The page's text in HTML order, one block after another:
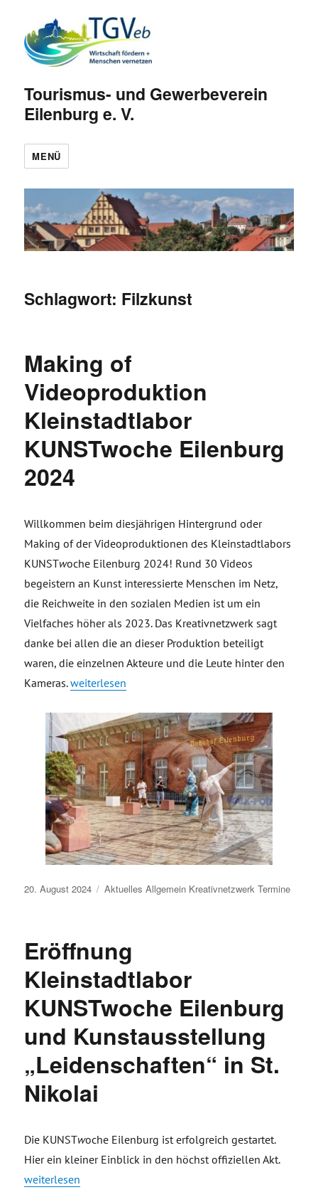
Tourismus- und Gewerbeverein
Eilenburg e. V.
MENÜ
Schlagwort: Filzkunst
Making of
Videoproduktion
Kleinstadtlabor
KUNSTwoche Eilenburg
2024
Willkommen beim diesjährigen Hintergrund oder
Making of der Videoproduktionen des Kleinstadtlabors
KUNSTwoche Eilenburg 2024! Rund 30 Videos
begeistern an Kunst interessierte Menschen im Netz,
die Reichweite in den sozialen Medien ist um ein
Vielfaches höher als 2023. Das Kreativnetzwerk sagt
danke bei allen die an dieser Produktion beteiligt
waren, die einzelnen Akteure und die Leute hinter den
Kameras.„Making of Videoproduktion Kleinstadtlabor
weiterlesen
Veröffentlicht
20. August 2024 Aktuelles Allgemein Kreativnetzwerk Termine
Eröffnung
Kleinstadtlabor
KUNSTwoche Eilenburg
und Kunstausstellung
„Leidenschaften“ in St.
Nikolai
Die KUNSTwoche Eilenburg ist erfolgreich gestartet.
Hier ein kleiner Einblick in den höchst offiziellen Akt.
„Eröffnung Kleinstadtlabor KUNSTwoche Eilenburg und
weiterlesen